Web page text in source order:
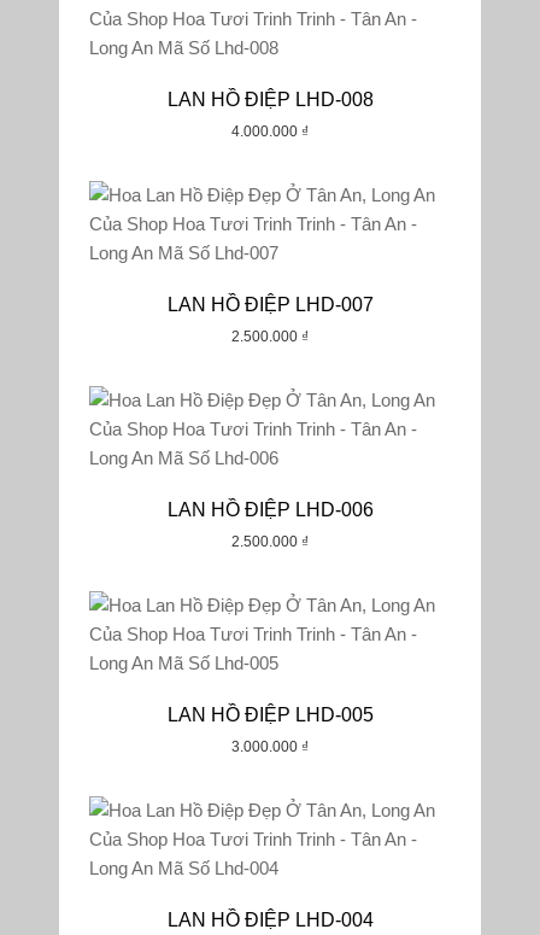
LAN HỒ ĐIỆP LHD-008
4.000.000 ₫
LAN HỒ ĐIỆP LHD-007
2.500.000 ₫
LAN HỒ ĐIỆP LHD-006
2.500.000 ₫
LAN HỒ ĐIỆP LHD-005
3.000.000 ₫
LAN HỒ ĐIỆP LHD-004